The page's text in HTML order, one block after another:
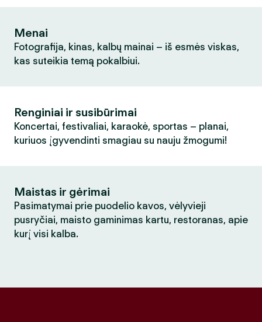
Menai
Fotografija, kinas, kalbų mainai – iš esmės viskas,
kas suteikia temą pokalbiui.
Renginiai ir susibūrimai
Koncertai, festivaliai, karaokė, sportas – planai,
kuriuos įgyvendinti smagiau su nauju žmogumi!
Maistas ir gėrimai
Pasimatymai prie puodelio kavos, vėlyvieji
pusryčiai, maisto gaminimas kartu, restoranas, apie
kurį visi kalba.